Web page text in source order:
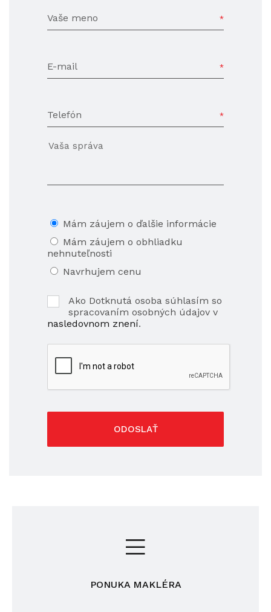
Vaše meno
E-mail
Telefón
Mám záujem o ďalšie informácie
Mám záujem o obhliadku
nehnuteľnosti
Navrhujem cenu
Ako Dotknutá osoba súhlasím so
spracovaním osobných údajov v
nasledovnom znení.
ODOSLAŤ
PONUKA MAKLÉRA